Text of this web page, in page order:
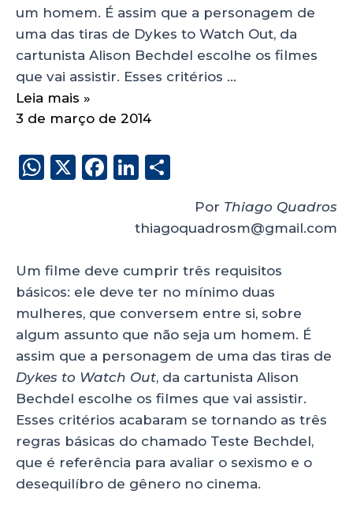
um homem. É assim que a personagem de
uma das tiras de Dykes to Watch Out, da
cartunista Alison Bechdel escolhe os filmes
que vai assistir. Esses critérios …
Leia mais »
3 de março de 2014
W
A
p
p
X
F
b
o
o
k
Li
k
e
dI
n
a
re
Por Thiago Quadros
thiagoquadrosm@gmail.com
Um filme deve cumprir três requisitos
básicos: ele deve ter no mínimo duas
mulheres, que conversem entre si, sobre
algum assunto que não seja um homem. É
assim que a personagem de uma das tiras de
Dykes to Watch Out, da cartunista Alison
Bechdel escolhe os filmes que vai assistir.
Esses critérios acabaram se tornando as três
regras básicas do chamado Teste Bechdel,
que é referência para avaliar o sexismo e o
desequilíbro de gênero no cinema.